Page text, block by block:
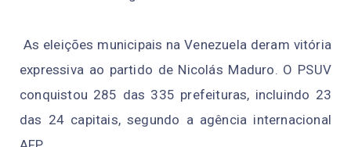
As eleições municipais na Venezuela deram vitória
expressiva ao partido de Nicolás Maduro. O PSUV
conquistou 285 das 335 prefeituras, incluindo 23
das 24 capitais, segundo a agência internacional